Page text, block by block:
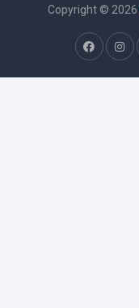
Copyright © 2026